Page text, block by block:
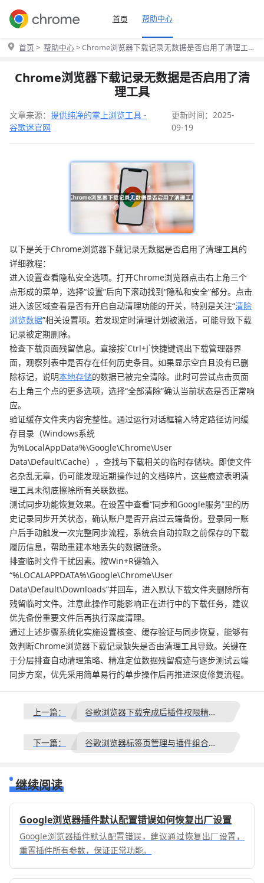
首页 帮助中心
首页 > 帮助中心> Chrome浏览器下载记录无数据是否启用了清理工
Chrome浏览器下载记录无数据是否启用了清
理工具
文章来源： 提供纯净的掌上浏览工具 -
谷歌迷官网
更新时间：2025-
09-19
以下是关于Chrome浏览器下载记录无数据是否启用了清理工具的
详细教程：
进入设置查看隐私安全选项。打开Chrome浏览器点击右上角三个
点形成的菜单，选择“设置”后向下滚动找到“隐私和安全”部分。点击
进入该区域查看是否有开启自动清理功能的开关，特别是关注“清除
浏览数据”相关设置项。若发现定时清理计划被激活，可能导致下载
记录被定期删除。
检查下载页面残留信息。直接按`Ctrl+J`快捷键调出下载管理器界
面，观察列表中是否存在任何历史条目。如果显示空白且没有已删
除标记，说明本地存储的数据已被完全清除。此时可尝试点击页面
右上角三个点的更多选项，选择“全部清除”确认当前状态是否正常响
应。
验证缓存文件夹内容完整性。通过运行对话框输入特定路径访问缓
存目录（Windows系统
为%LocalAppData%\Google\Chrome\User
Data\Default\Cache），查找与下载相关的临时存储块。即使文件
名杂乱无章，仍可能发现近期操作过的文档碎片，这些痕迹表明清
理工具未彻底擦除所有关联数据。
测试同步功能恢复效果。在设置中查看“同步和Google服务”里的历
史记录同步开关状态，确认账户是否开启过云端备份。登录同一账
户后手动触发一次完整同步流程，系统会自动拉取之前保存的下载
履历信息，帮助重建本地丢失的数据链条。
排查临时文件干扰因素。按Win+R键输入
“%LOCALAPPDATA%\Google\Chrome\User
Data\Default\Downloads”并回车，进入默认下载文件夹删除所有
残留临时文件。注意此操作可能影响正在进行中的下载任务，建议
优先备份重要文件后再执行深度清理。
通过上述步骤系统化实施设置核查、缓存验证与同步恢复，能够有
效判断Chrome浏览器下载记录缺失是否由清理工具导致。关键在
于分层排查自动清理策略、精准定位数据残留痕迹与逐步测试云端
同步方案，优先采用简单易行的单步操作后再推进深度修复流程。
上一篇： 谷歌浏览器下载完成后插件权限精细化高级管理教程
下一篇： 谷歌浏览器标签页管理与插件组合优化操作经验
继续阅读
Google浏览器插件默认配置错误如何恢复出厂设置
Google浏览器插件默认配置错误，建议通过恢复出厂设置，
重置插件所有参数，保证正常功能。